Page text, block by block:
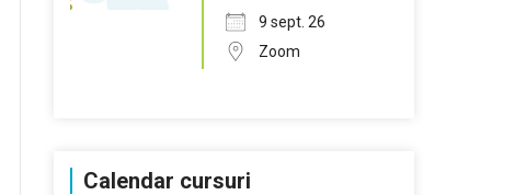
9 sept. 26
Zoom
Calendar cursuri